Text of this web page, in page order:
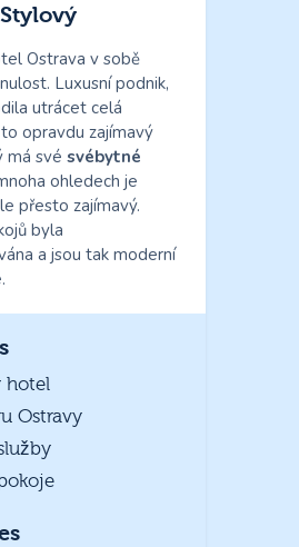
Stylový
Ostrava v sobě
Luxusní podnik,
utrácet celá
opravdu zajímavý
má své svébytné
ohledech je
přesto zajímavý.
byla
a jsou tak moderní
hotel
Ostravy